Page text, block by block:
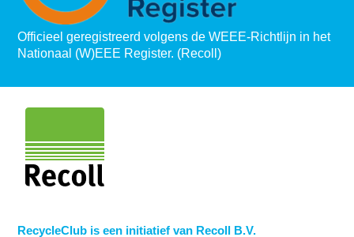
Officieel geregistreerd volgens de WEEE-Richtlijn in het
Nationaal (W)EEE Register. (Recoll)
RecycleClub is een initiatief van Recoll B.V.